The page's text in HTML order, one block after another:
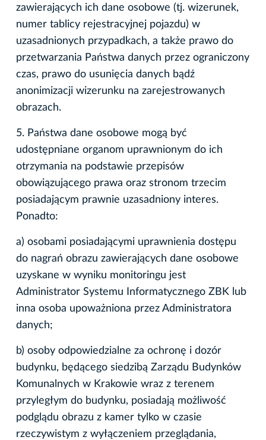
zawierających ich dane osobowe (tj. wizerunek,
numer tablicy rejestracyjnej pojazdu) w
uzasadnionych przypadkach, a także prawo do
przetwarzania Państwa danych przez ograniczony
czas, prawo do usunięcia danych bądź
anonimizacji wizerunku na zarejestrowanych
obrazach.
5. Państwa dane osobowe mogą być
udostępniane organom uprawnionym do ich
otrzymania na podstawie przepisów
obowiązującego prawa oraz stronom trzecim
posiadającym prawnie uzasadniony interes.
Ponadto:
a) osobami posiadającymi uprawnienia dostępu
do nagrań obrazu zawierających dane osobowe
uzyskane w wyniku monitoringu jest
Administrator Systemu Informatycznego ZBK lub
inna osoba upoważniona przez Administratora
danych;
b) osoby odpowiedzialne za ochronę i dozór
budynku, będącego siedzibą Zarządu Budynków
Komunalnych w Krakowie wraz z terenem
przyległym do budynku, posiadają możliwość
podglądu obrazu z kamer tylko w czasie
rzeczywistym z wyłączeniem przeglądania,